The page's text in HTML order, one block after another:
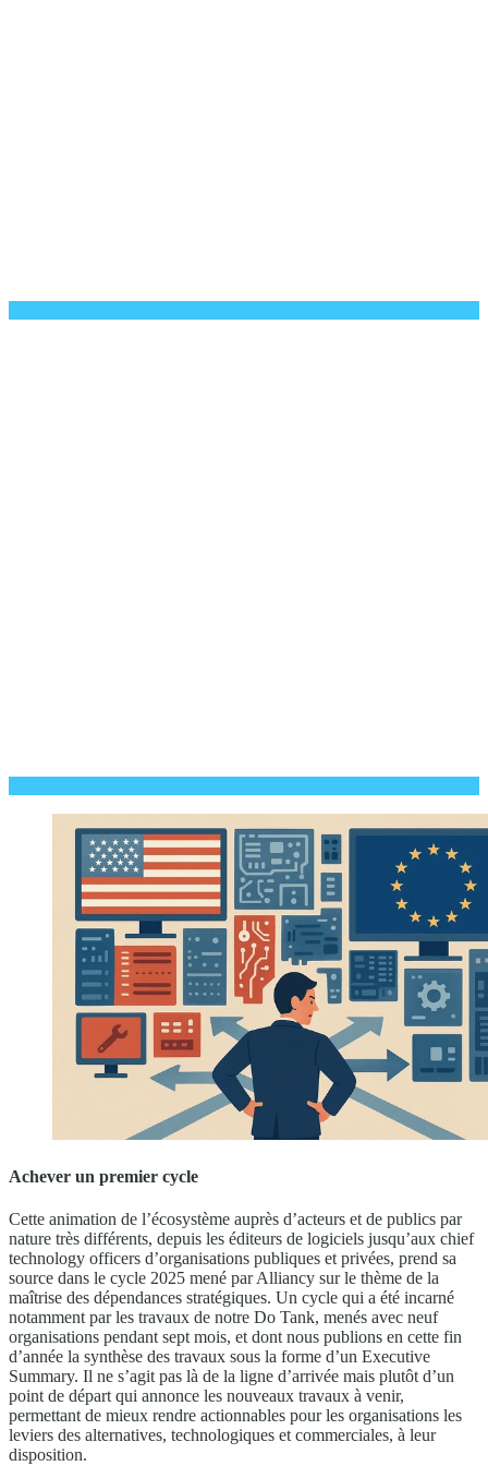
Achever un premier cycle
Cette animation de l’écosystème auprès d’acteurs et de publics par
nature très différents, depuis les éditeurs de logiciels jusqu’aux chief
technology officers d’organisations publiques et privées, prend sa
source dans le cycle 2025 mené par Alliancy sur le thème de la
maîtrise des dépendances stratégiques. Un cycle qui a été incarné
notamment par les travaux de notre Do Tank, menés avec neuf
organisations pendant sept mois, et dont nous publions en cette fin
d’année la synthèse des travaux sous la forme d’un Executive
Summary. Il ne s’agit pas là de la ligne d’arrivée mais plutôt d’un
point de départ qui annonce les nouveaux travaux à venir,
permettant de mieux rendre actionnables pour les organisations les
leviers des alternatives, technologiques et commerciales, à leur
disposition.